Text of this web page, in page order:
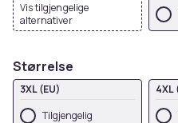
Vis tilgjengelige
alternativer
Størrelse
3XL (EU)
Tilgjengelig
4XL